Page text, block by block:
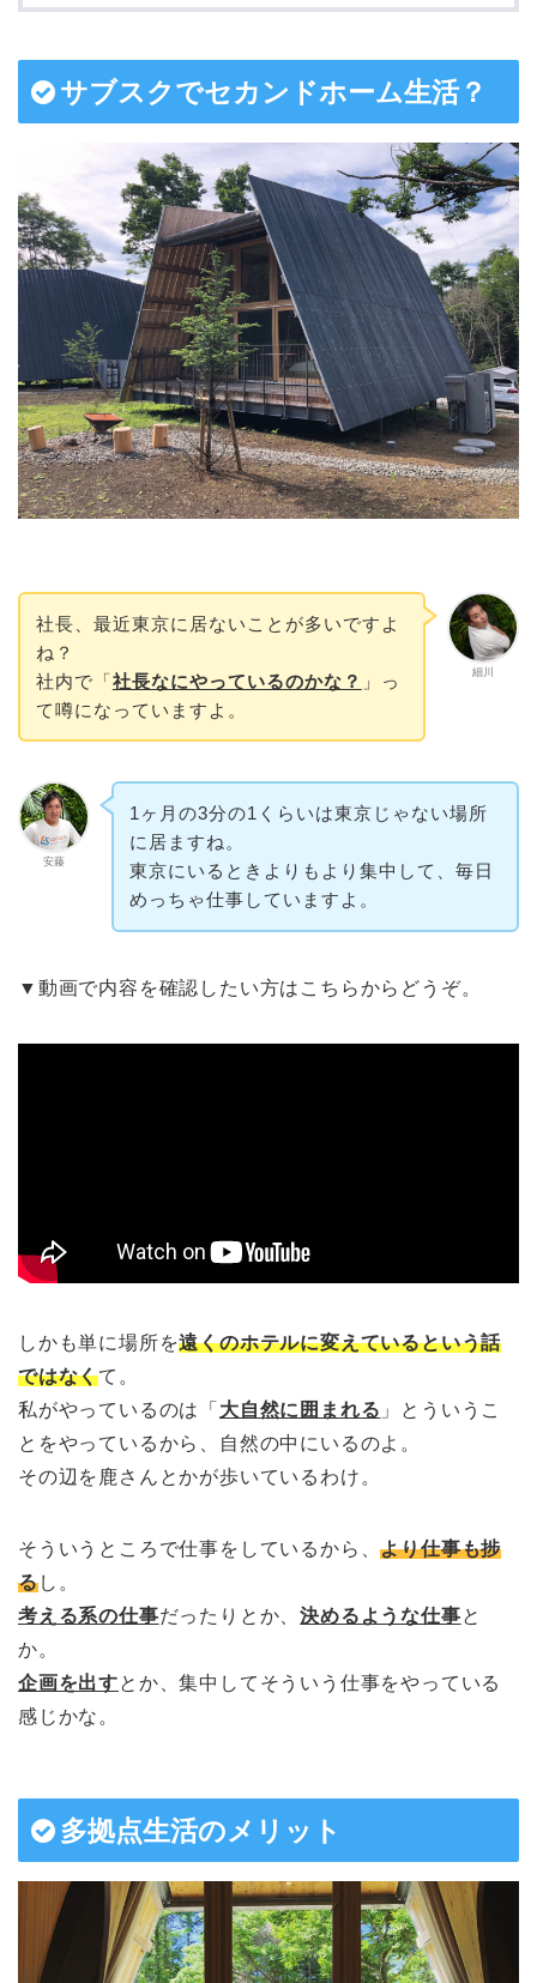
サブスクでセカンドホーム生活？
細川
社長、最近東京に居ないことが多いですよ
ね？
社内で「社長なにやっているのかな？ 」っ
て噂になっていますよ。
安藤
1ヶ月の3分の1くらいは東京じゃない場所
に居ますね。
東京にいるときよりもより集中して、毎日
めっちゃ仕事していますよ。
▼動画で内容を確認したい方はこちらからどうぞ。
しかも単に場所を遠くのホテルに変えているという話
ではなくて。
私がやっているのは「 大自然に囲まれる 」とういうこ
とをやっているから、自然の中にいるのよ。
その辺を鹿さんとかが歩いているわけ。
そういうところで仕事をしているから、より仕事も捗
るし。
考える系の仕事だったりとか、決めるような仕事と
か。
企画を出すとか、集中してそういう仕事をやっている
感じかな。
多拠点生活のメリット